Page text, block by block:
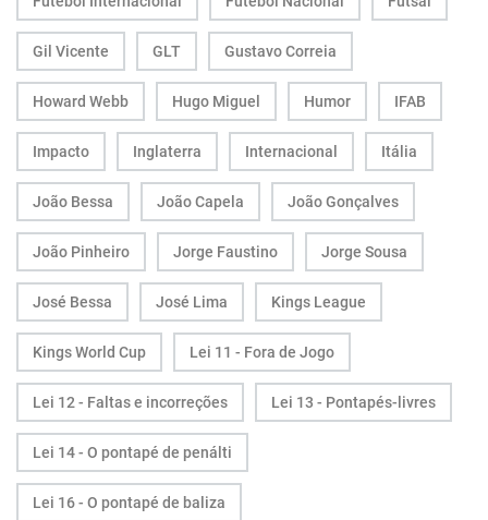
Gil Vicente GLT Gustavo Correia
Howard Webb Hugo Miguel Humor IFAB
Impacto Inglaterra Internacional Itália
João Bessa João Capela João Gonçalves
João Pinheiro Jorge Faustino Jorge Sousa
José Bessa José Lima Kings League
Kings World Cup Lei 11 - Fora de Jogo
Lei 12 - Faltas e incorreções Lei 13 - Pontapés-livres
Lei 14 - O pontapé de penálti
Lei 16 - O pontapé de baliza